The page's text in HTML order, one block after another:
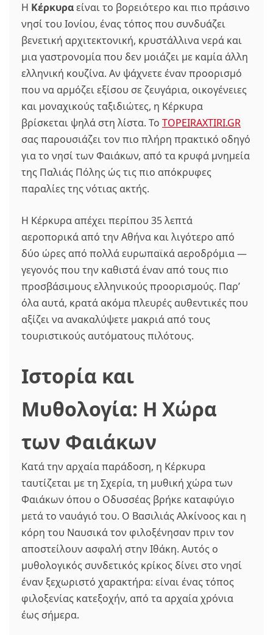
Η Κέρκυραείναι το βορειότερο και πιο πράσινο
νησί του Ιονίου, ένας τόπος που συνδυάζει
βενετική αρχιτεκτονική, κρυστάλλινα νερά και
μια γαστρονομία που δεν μοιάζει με καμία άλλη
ελληνική κουζίνα. Αν ψάχνετε έναν προορισμό
που να αρμόζει εξίσου σε ζευγάρια, οικογένειες
και μοναχικούς ταξιδιώτες, η Κέρκυρα
βρίσκεται ψηλά στη λίστα. Το TOPEIRAXTIRI.GR
σας παρουσιάζει τον πιο πλήρη πρακτικό οδηγό
για το νησί των Φαιάκων, από τα κρυφά μνημεία
της Παλιάς Πόλης ώς τις πιο απόκρυφες
παραλίες της νότιας ακτής.
Η Κέρκυρα απέχει περίπου 35 λεπτά
αεροπορικά από την Αθήνα και λιγότερο από
δύο ώρες από πολλά ευρωπαϊκά αεροδρόμια —
γεγονός που την καθιστά έναν από τους πιο
προσβάσιμους ελληνικούς προορισμούς. Παρ’
όλα αυτά, κρατά ακόμα πλευρές αυθεντικές που
αξίζει να ανακαλύψετε μακριά από τους
τουριστικούς αυτόματους πιλότους.
Ιστορία και
Μυθολογία: Η Χώρα
των Φαιάκων
Κατά την αρχαία παράδοση, η Κέρκυρα
ταυτίζεται με τη Σχερία, τη μυθική χώρα των
Φαιάκων όπου ο Οδυσσέας βρήκε καταφύγιο
μετά το ναυάγιό του. Ο Βασιλιάς Αλκίνοος και η
κόρη του Ναυσικά τον φιλοξένησαν πριν τον
αποστείλουν ασφαλή στην Ιθάκη. Αυτός ο
μυθολογικός συνδετικός κρίκος δίνει στο νησί
έναν ξεχωριστό χαρακτήρα: είναι ένας τόπος
φιλοξενίας κατεξοχήν, από τα αρχαία χρόνια
έως σήμερα.